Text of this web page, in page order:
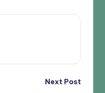
Next Post